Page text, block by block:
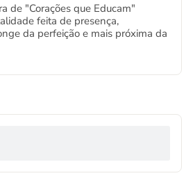
de "Corações que Educam"
feita de presença,
da perfeição e mais próxima da